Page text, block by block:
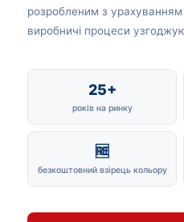
розробленим з урахуванням
виробничі процеси
25+
років на ринку
🆓
безкоштовний взірець кольору